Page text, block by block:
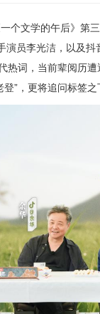
个文学的午后》第
员李光洁，以及
词，当前辈阅历
”，更将追问标签